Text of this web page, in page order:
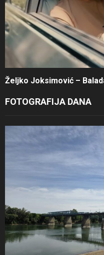
Željko Joksimović –
FOTOGRAFIJA DANA